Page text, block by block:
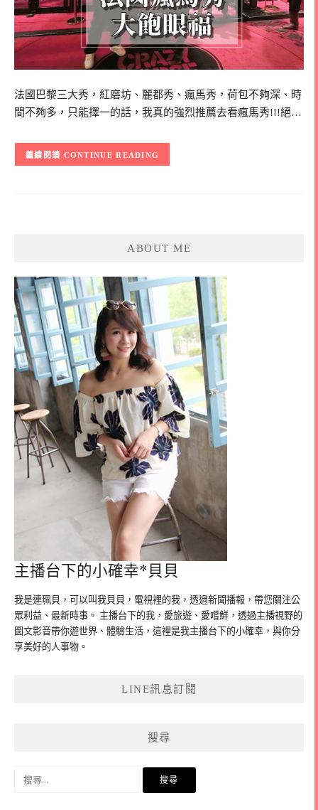
法國巴黎三大秀，紅磨坊、麗都秀、瘋馬秀，荷包不夠深、時
間不夠多，只能擇一的話，我真的強烈推薦去看瘋馬秀!!!絕…
CONTINUE READING
ABOUT ME
主播台下的小確幸*貝貝
我是連珮貝，可以叫我貝貝，電視裡的我，透過新聞播報，帶您關注公
眾利益、最新時事。 主播台下的我，愛旅遊、愛嚐鮮，透過主播視野的
圖文影音帶你遊世界、體驗生活，這裡是我主播台下的小確幸，與你分
享美好的人事物。
LINE訊息訂閱
搜尋